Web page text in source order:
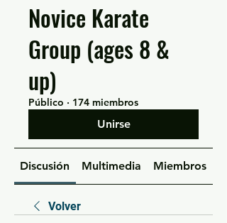
Novice Karate
Group (ages 8 &
up)
Público · 174 miembros
Unirse
Discusión Multimedia Miembros
Volver